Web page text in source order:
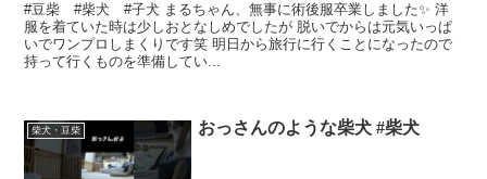
#豆柴 #柴犬 #子犬 まるちゃん、無事に術後服卒業しました✨ 洋
服を着ていた時は少しおとなしめでしたが 脱いでからは元気いっぱ
いでワンプロしまくりです笑 明日から旅行に行くことになったので
持って行くものを準備してい...
柴犬・豆柴 おっさんのような柴犬 #柴犬